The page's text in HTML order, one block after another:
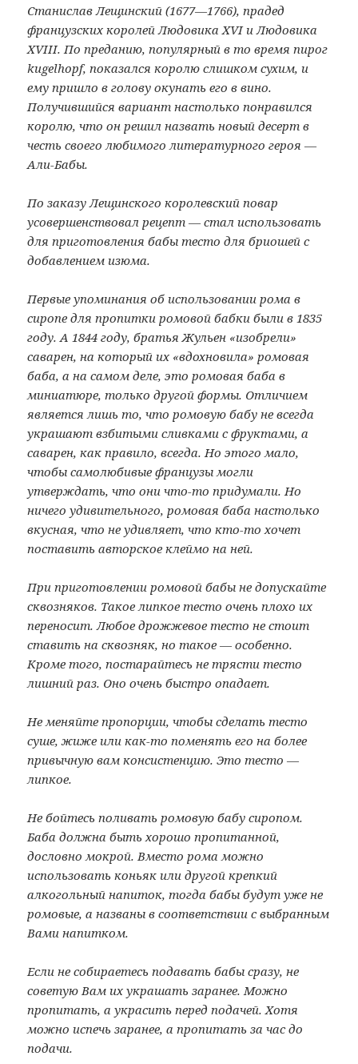
Станислав Лещинский (1677—1766), прадед
французских королей Людовика XVI и Людовика
XVIII. По преданию, популярный в то время пирог
kugelhopf, показался королю слишком сухим, и
ему пришло в голову окунать его в вино.
Получившийся вариант настолько понравился
королю, что он решил назвать новый десерт в
честь своего любимого литературного героя —
Али-Бабы.
По заказу Лещинского королевский повар
усовершенствовал рецепт — стал использовать
для приготовления бабы тесто для бриошей с
добавлением изюма.
Первые упоминания об использовании рома в
сиропе для пропитки ромовой бабки были в 1835
году. А 1844 году, братья Жульен «изобрели»
саварен, на который их «вдохновила» ромовая
баба, а на самом деле, это ромовая баба в
миниатюре, только другой формы. Отличием
является лишь то, что ромовую бабу не всегда
украшают взбитыми сливками с фруктами, а
саварен, как правило, всегда. Но этого мало,
чтобы самолюбивые французы могли
утверждать, что они что-то придумали. Но
ничего удивительного, ромовая баба настолько
вкусная, что не удивляет, что кто-то хочет
поставить авторское клеймо на ней.
При приготовлении ромовой бабы не допускайте
сквозняков. Такое липкое тесто очень плохо их
переносит. Любое дрожжевое тесто не стоит
ставить на сквозняк, но такое — особенно.
Кроме того, постарайтесь не трясти тесто
лишний раз. Оно очень быстро опадает.
Не меняйте пропорции, чтобы сделать тесто
суше, жиже или как-то поменять его на более
привычную вам консистенцию. Это тесто —
липкое.
Не бойтесь поливать ромовую бабу сиропом.
Баба должна быть хорошо пропитанной,
дословно мокрой. Вместо рома можно
использовать коньяк или другой крепкий
алкогольный напиток, тогда бабы будут уже не
ромовые, а названы в соответствии с выбранным
Вами напитком.
Если не собираетесь подавать бабы сразу, не
советую Вам их украшать заранее. Можно
пропитать, а украсить перед подачей. Хотя
можно испечь заранее, а пропитать за час до
подачи.